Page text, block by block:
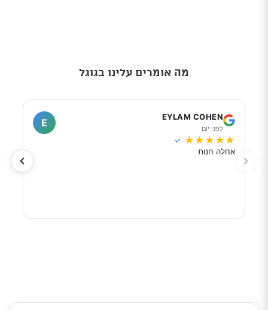
מה אומרים עלינו בגוגל
EYLAM COHEN
לפני יום
E
★
★
★
★
★
✓
אחלה חנות